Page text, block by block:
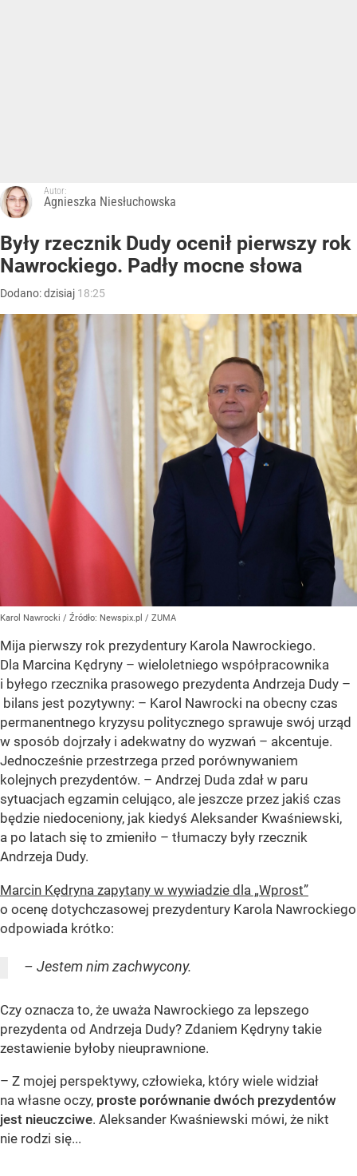
Autor:
Agnieszka Niesłuchowska
Były rzecznik Dudy ocenił pierwszy rok
Nawrockiego. Padły mocne słowa
Dodano:dzisiaj 18:25
Karol Nawrocki / Źródło: Newspix.pl / ZUMA
Mija pierwszy rok prezydentury Karola Nawrockiego.
Dla Marcina Kędryny – wieloletniego współpracownika
i byłego rzecznika prasowego prezydenta Andrzeja Dudy –
bilans jest pozytywny: – Karol Nawrocki na obecny czas
permanentnego kryzysu politycznego sprawuje swój urząd
w sposób dojrzały i adekwatny do wyzwań – akcentuje.
Jednocześnie przestrzega przed porównywaniem
kolejnych prezydentów. – Andrzej Duda zdał w paru
sytuacjach egzamin celująco, ale jeszcze przez jakiś czas
będzie niedoceniony, jak kiedyś Aleksander Kwaśniewski,
a po latach się to zmieniło – tłumaczy były rzecznik
Andrzeja Dudy.
Marcin Kędryna zapytany w wywiadzie dla „Wprost”
o ocenę dotychczasowej prezydentury Karola Nawrockiego
odpowiada krótko:
– Jestem nim zachwycony.
Czy oznacza to, że uważa Nawrockiego za lepszego
prezydenta od Andrzeja Dudy? Zdaniem Kędryny takie
zestawienie byłoby nieuprawnione.
– Z mojej perspektywy, człowieka, który wiele widział
na własne oczy, proste porównanie dwóch prezydentów
jest nieuczciwe. Aleksander Kwaśniewski mówi, że nikt
nie rodzi się...